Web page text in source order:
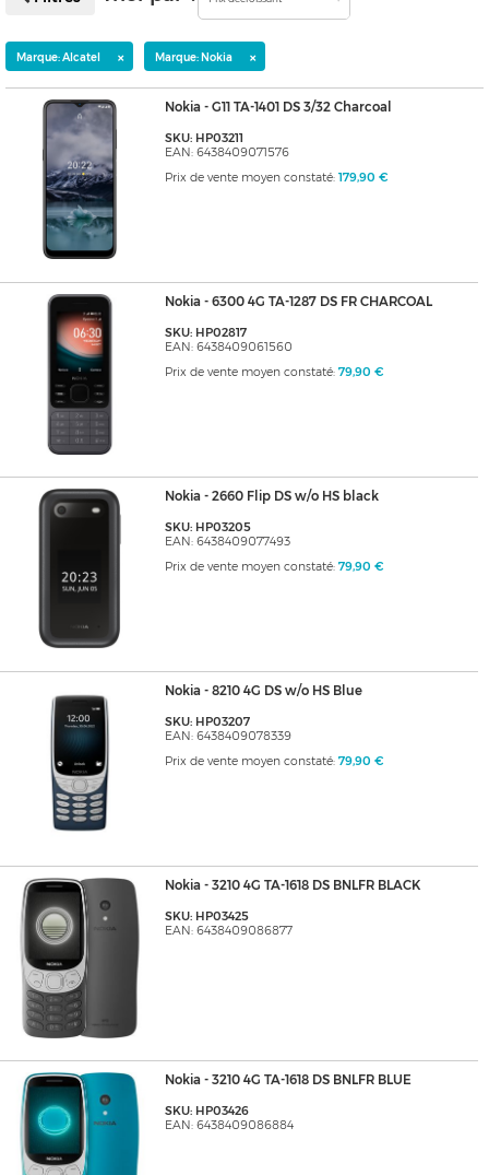
Marque: Alcatel × Marque: Nokia ×
Nokia - G11 TA-1401 DS 3/32 Charcoal
SKU: HP03211
EAN: 6438409071576
Prix de vente moyen constaté: 179,90 €
Nokia - 6300 4G TA-1287 DS FR CHARCOAL
SKU: HP02817
EAN: 6438409061560
Prix de vente moyen constaté: 79,90 €
Nokia - 2660 Flip DS w/o HS black
SKU: HP03205
EAN: 6438409077493
Prix de vente moyen constaté: 79,90 €
Nokia - 8210 4G DS w/o HS Blue
SKU: HP03207
EAN: 6438409078339
Prix de vente moyen constaté: 79,90 €
Nokia - 3210 4G TA-1618 DS BNLFR BLACK
SKU: HP03425
EAN: 6438409086877
Nokia - 3210 4G TA-1618 DS BNLFR BLUE
SKU: HP03426
EAN: 6438409086884